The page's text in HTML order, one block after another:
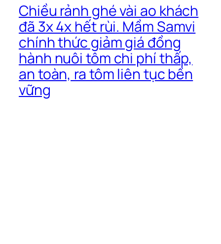
Chiều rảnh ghé vài ao khách
đã 3x 4x hết rùi. Mầm Samvi
chính thức giảm giá đồng
hành nuôi tôm chi phí thấp,
an toàn, ra tôm liên tục bền
vững